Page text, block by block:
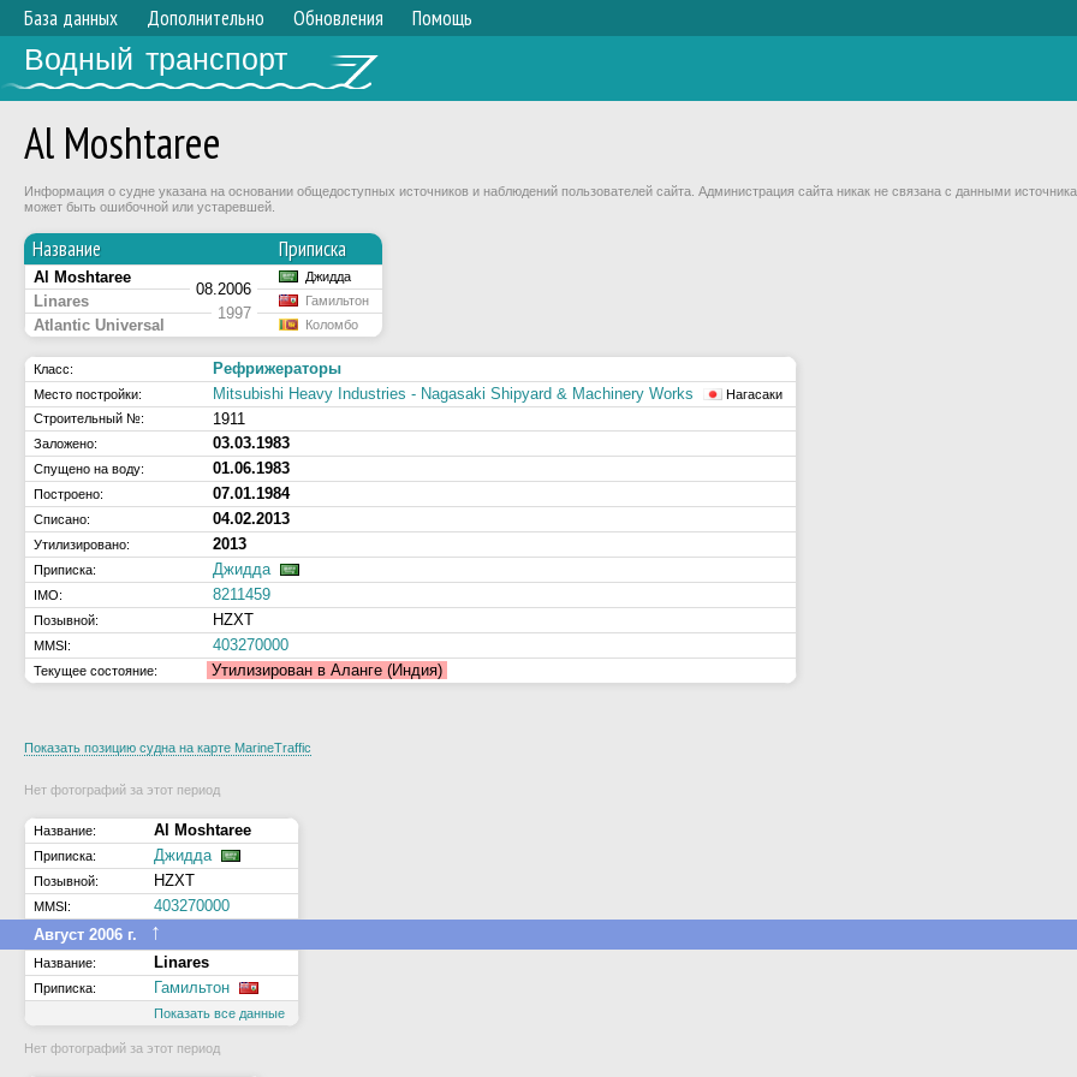
База данных Дополнительно Обновления Помощь
Водный транспорт
Al Moshtaree
Информация о судне указана на основании общедоступных источников и наблюдений пользователей сайта. Администрация сайта никак не связана с данными
может быть ошибочной или устаревшей.
Название Приписка
Al Moshtaree
08.2006
Джидда
Linares
1997
Гамильтон
Atlantic Universal Коломбо
Класс: Рефрижераторы
Место постройки: Mitsubishi Heavy Industries - Nagasaki Shipyard & Machinery Works
Нагасаки
Строительный №:
1911
Заложено: 03.03.1983
Спущено на воду: 01.06.1983
Построено: 07.01.1984
Списано: 04.02.2013
Утилизировано: 2013
Приписка: Джидда
IMO: 8211459
Позывной: HZXT
MMSI: 403270000
Текущее состояние: Утилизирован в Аланге (Индия)
Показать позицию судна на карте MarineTraffic
Нет фотографий за этот период
Название: Al Moshtaree
Приписка: Джидда
Позывной: HZXT
MMSI:
403270000
Август 2006 г. ↑
Название: Linares
Приписка: Гамильтон
Показать все данные
Нет фотографий за этот период